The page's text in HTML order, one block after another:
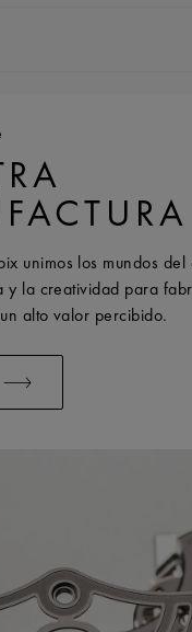
mm
CHANGE DISPONIBLE:
unimos los mundos del
y la creatividad para
alto valor percibido.